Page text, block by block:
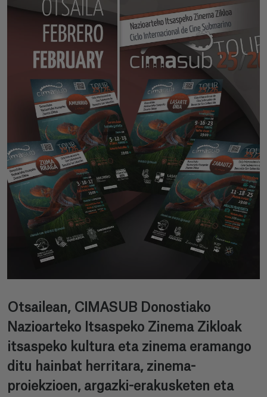
Otsailean, CIMASUB Donostiako
Nazioarteko Itsaspeko Zinema Zikloak
itsaspeko kultura eta zinema eramango
ditu hainbat herritara, zinema-
proiekzioen, argazki-erakusketen eta